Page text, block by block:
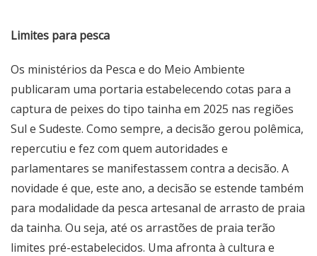
Limites para pesca
Os ministérios da Pesca e do Meio Ambiente
publicaram uma portaria estabelecendo cotas para a
captura de peixes do tipo tainha em 2025 nas regiões
Sul e Sudeste. Como sempre, a decisão gerou polêmica,
repercutiu e fez com quem autoridades e
parlamentares se manifestassem contra a decisão. A
novidade é que, este ano, a decisão se estende também
para modalidade da pesca artesanal de arrasto de praia
da tainha. Ou seja, até os arrastões de praia terão
limites pré-estabelecidos. Uma afronta à cultura e